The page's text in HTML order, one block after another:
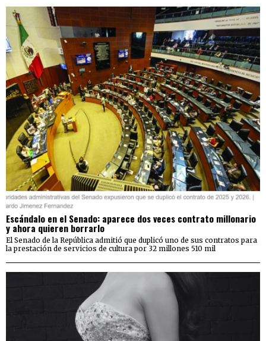
Escándalo en el Senado: aparece dos veces contrato millonario
y ahora quieren borrarlo
El Senado de la República admitió que duplicó uno de sus contratos para
la prestación de servicios de cultura por 32 millones 510 mil